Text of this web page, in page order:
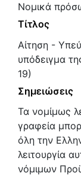
Νομικά
Τίτλος
Αίτηση -
υπόδειγμα
19)
Σημειώσεις
Τα νομίμως
γραφεία
όλη την
λειτουργία
νόμιμων